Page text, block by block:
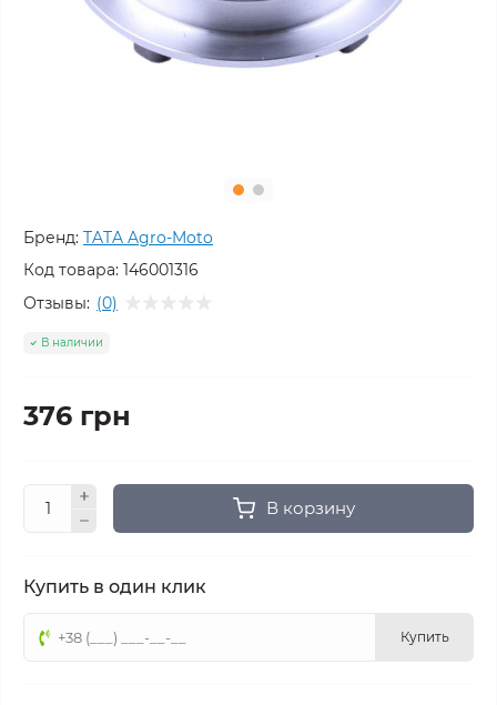
Бренд: TATA Agro-Moto
Код товара: 146001316
Отзывы: (0)
В наличии
376 грн
В корзину
Купить в один клик
Купить